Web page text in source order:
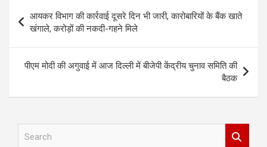
navigation
आयकर विभाग की कार्रवाई दूसरे दिन भी जारी, कारोबारियों के बैंक खाते
खंगाले, करोड़ों की नकदी-गहने मिले
पीएम मोदी की अगुवाई में आज दिल्ली में बीजेपी केंद्रीय चुनाव समिति की
बैठक